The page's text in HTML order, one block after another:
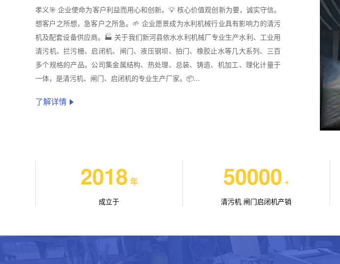
孝义🎯 企业使命为客户利益而用心和创新。💡 核心价值观创新为要，诚实守信。
想客户之所想，急客户之所急。🌱 企业愿景成为水利机械行业具有影响力的清污
机及配套设备供应商。🏭 关于我们新河县依水水利机械厂专业生产水利、工业用
清污机、拦污栅、启闭机、闸门、液压钢坝、拍门、橡胶止水等几大系列、三百
多个规格的产品。公司集金属结构、热处理、总装、铸造、机加工、理化计量于
一体，是清污机、闸门、启闭机的专业生产厂家。📦...
了解详情
2018 年
成立于
50000 +
清污机 闸门启闭机产销